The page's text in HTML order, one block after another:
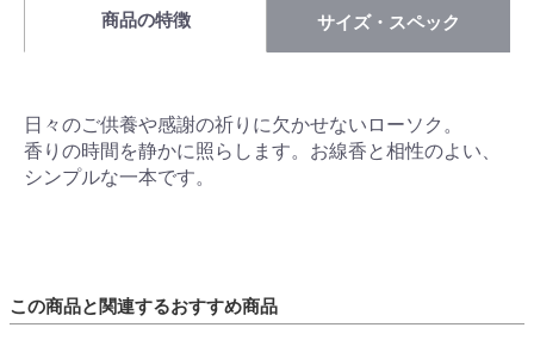
商品の特徴 サイズ・スペック
日々のご供養や感謝の祈りに欠かせないローソク。
香りの時間を静かに照らします。お線香と相性のよい、
シンプルな一本です。
この商品と関連するおすすめ商品